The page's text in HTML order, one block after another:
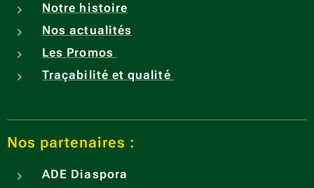
Notre histoire
Nos actualités
Les Promos
Traçabilité et qualité
Nos partenaires :
ADE Diaspora